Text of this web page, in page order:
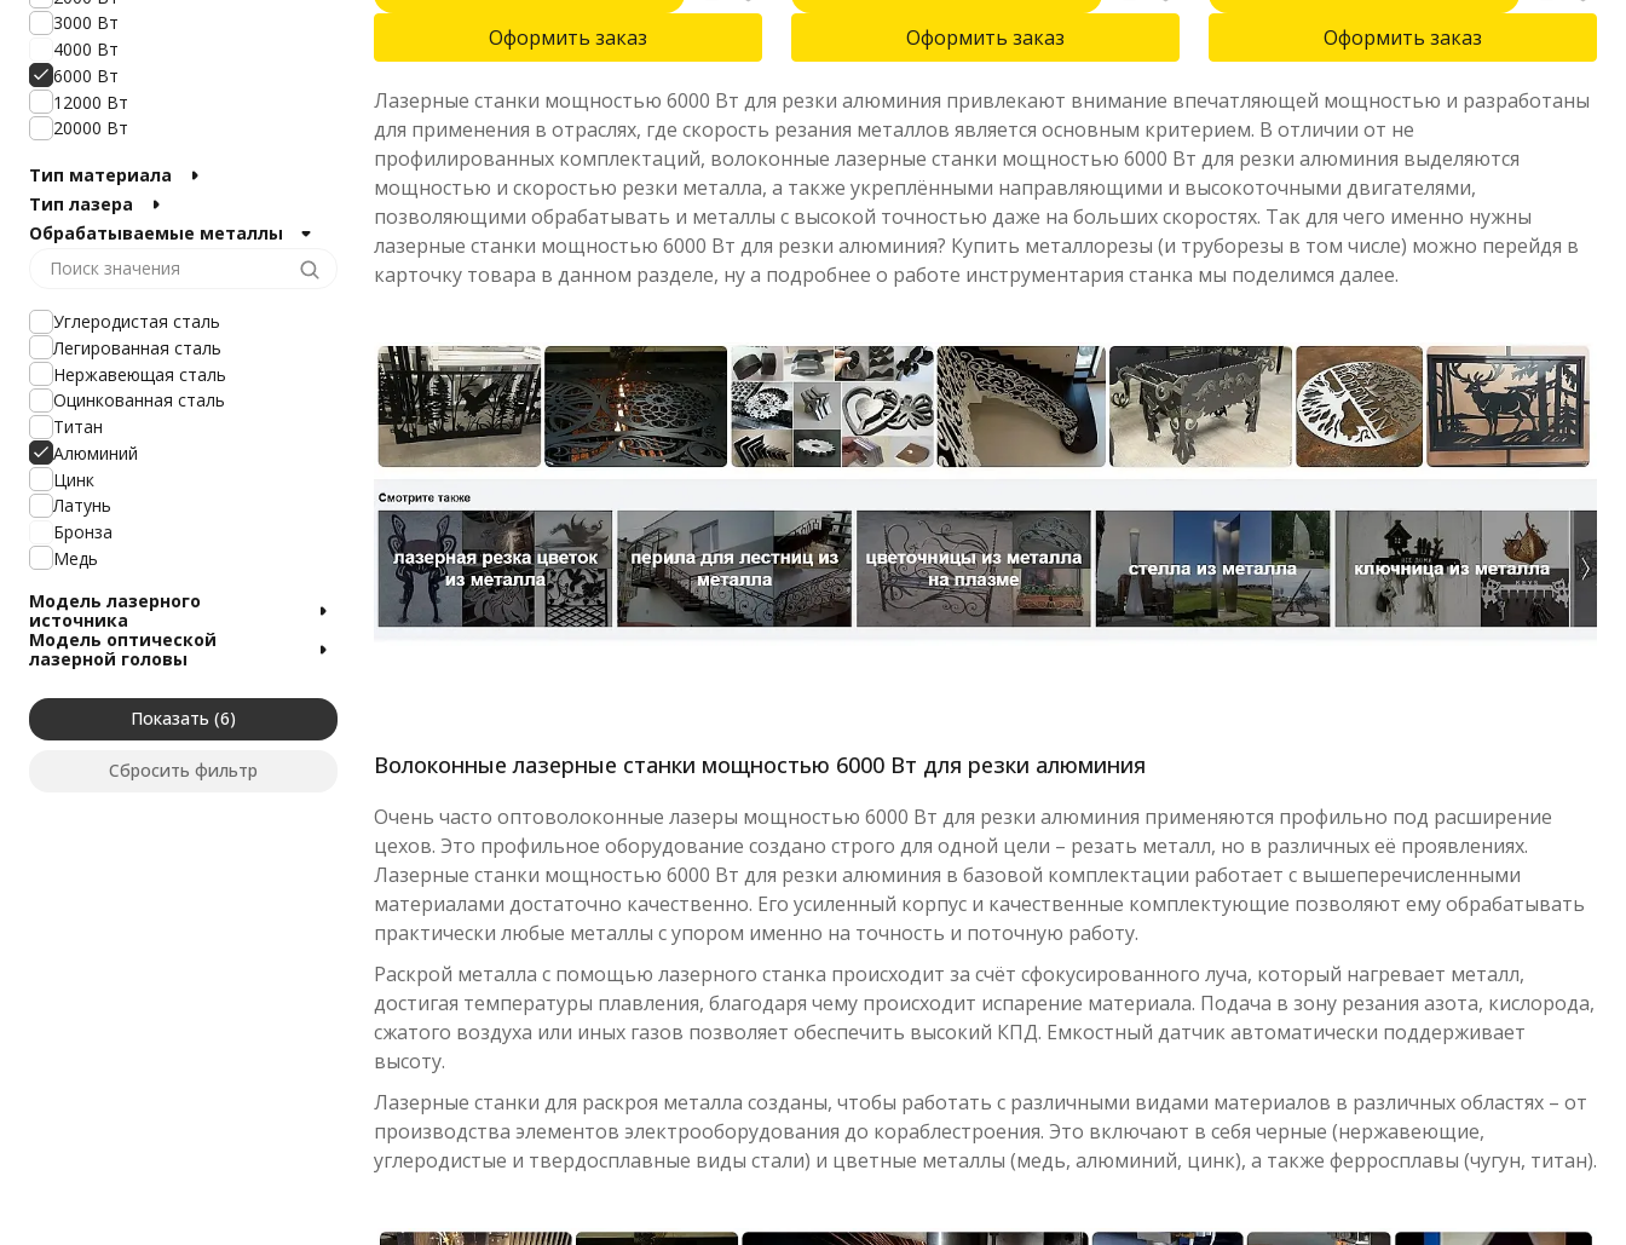
Оформить заказ Оформить заказ Оформить заказ
Лазерные станки мощностью 6000 Вт для резки алюминия привлекают внимание впечатляющей мощностью и разработаны
для применения в отраслях, где скорость резания металлов является основным критерием. В отличии от не
профилированных комплектаций, волоконные лазерные станки мощностью 6000 Вт для резки алюминия выделяются
мощностью и скоростью резки металла, а также укреплёнными направляющими и высокоточными двигателями,
позволяющими обрабатывать и металлы с высокой точностью даже на больших скоростях. Так для чего именно нужны
лазерные станки мощностью 6000 Вт для резки алюминия? Купить металлорезы (и труборезы в том числе) можно перейдя в
карточку товара в данном разделе, ну а подробнее о работе инструментария станка мы поделимся далее.
Волоконные лазерные станки мощностью 6000 Вт для резки алюминия
Очень часто оптоволоконные лазеры мощностью 6000 Вт для резки алюминия применяются профильно под расширение
цехов. Это профильное оборудование создано строго для одной цели – резать металл, но в различных её проявлениях.
Лазерные станки мощностью 6000 Вт для резки алюминия в базовой комплектации работает с вышеперечисленными
материалами достаточно качественно. Его усиленный корпус и качественные комплектующие позволяют ему обрабатывать
практически любые металлы с упором именно на точность и поточную работу.
Раскрой металла с помощью лазерного станка происходит за счёт сфокусированного луча, который нагревает металл,
достигая температуры плавления, благодаря чему происходит испарение материала. Подача в зону резания азота, кислорода,
сжатого воздуха или иных газов позволяет обеспечить высокий КПД. Емкостный датчик автоматически поддерживает
высоту.
Лазерные станки для раскроя металла созданы, чтобы работать с различными видами материалов в различных областях – от
производства элементов электрооборудования до кораблестроения. Это включают в себя черные (нержавеющие,
углеродистые и твердосплавные виды стали) и цветные металлы (медь, алюминий, цинк), а также ферросплавы (чугун, титан).
3000 Вт
4000 Вт
6000 Вт
12000 Вт
20000 Вт
Тип материала
Тип лазера
Обрабатываемые металлы
Углеродистая сталь
Легированная сталь
Нержавеющая сталь
Оцинкованная сталь
Титан
Алюминий
Цинк
Латунь
Бронза
Медь
Модель лазерного
источника
Модель оптической
лазерной головы
Показать
Сбросить фильтр